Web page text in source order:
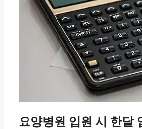
요양병원 입원 시 한달